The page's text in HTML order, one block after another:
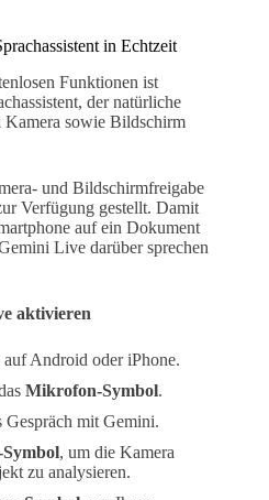
in Echtzeit
Funktionen ist
der natürliche
Kamera sowie Bildschirm
und Bildschirmfreigabe
Verfügung gestellt. Damit
auf ein Dokument
Live darüber sprechen
aktivieren
auf Android oder iPhone.
Mikrofon-Symbol.
Gespräch mit Gemini.
, um die Kamera
zu analysieren.